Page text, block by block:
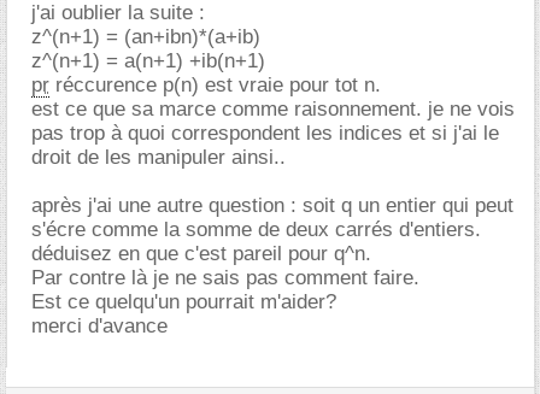
j'ai oublier la suite :
z^(n+1) = (an+ibn)*(a+ib)
z^(n+1) = a(n+1) +ib(n+1)
pr réccurence p(n) est vraie pour tot n.
est ce que sa marce comme raisonnement. je ne vois
pas trop à quoi correspondent les indices et si j'ai le
droit de les manipuler ainsi..
après j'ai une autre question : soit q un entier qui peut
s'écre comme la somme de deux carrés d'entiers.
déduisez en que c'est pareil pour q^n.
Par contre là je ne sais pas comment faire.
Est ce quelqu'un pourrait m'aider?
merci d'avance